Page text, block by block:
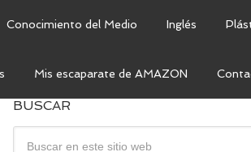
Conocimiento del Medio Inglés
Mis escaparate de AMAZON
BUSCAR